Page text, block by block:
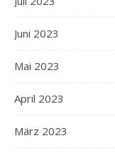
Juni 2023
Mai 2023
April 2023
März 2023